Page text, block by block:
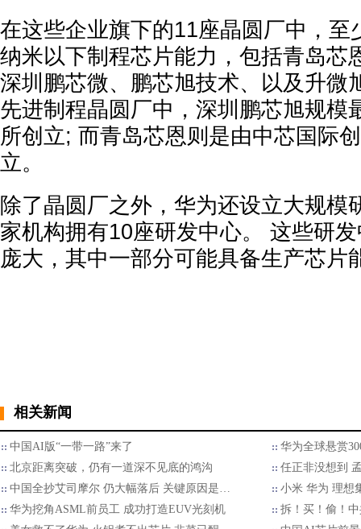
在这些企业旗下的11座晶圆厂中，至
纳米以下制程芯片能力，包括青岛芯
深圳鹏芯微、鹏芯旭技术、以及升微
先进制程晶圆厂中，深圳鹏芯旭规模
所创立; 而青岛芯恩则是由中芯国际
立。
除了晶圆厂之外，华为还设立大规模
家机构拥有10座研发中心。 这些研
庞大，其中一部分可能具备生产芯片
相关新闻
中国AI版“一带一路”来了
华为全球悬赏
北京距离突破，仍有一道深不见底的鸿沟
任正非没想到
中国全抄艾司摩尔 仍大幅落后 关键原因是…
小米 华为 理想
华为挖角ASML前员工 成功打造EUV光刻机
拆！买！偷！